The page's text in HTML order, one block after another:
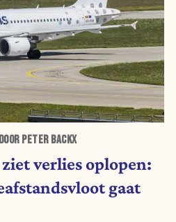
PETER BACKX
verlies oplopen:
gaat